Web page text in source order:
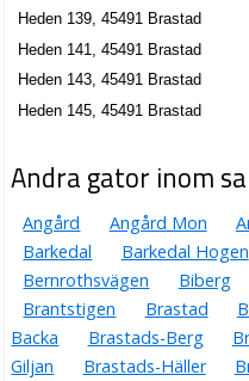
Heden 139, 45491 Brastad
Heden 141, 45491 Brastad
Heden 143, 45491 Brastad
Heden 145, 45491 Brastad
Andra gator inom
Angård Angård Mon
Barkedal
Barkedal Hogen
Bernrothsvägen
Biberg
Brantstigen
Brastad
Backa
Brastads-Berg
Giljan
Brastads-Häller